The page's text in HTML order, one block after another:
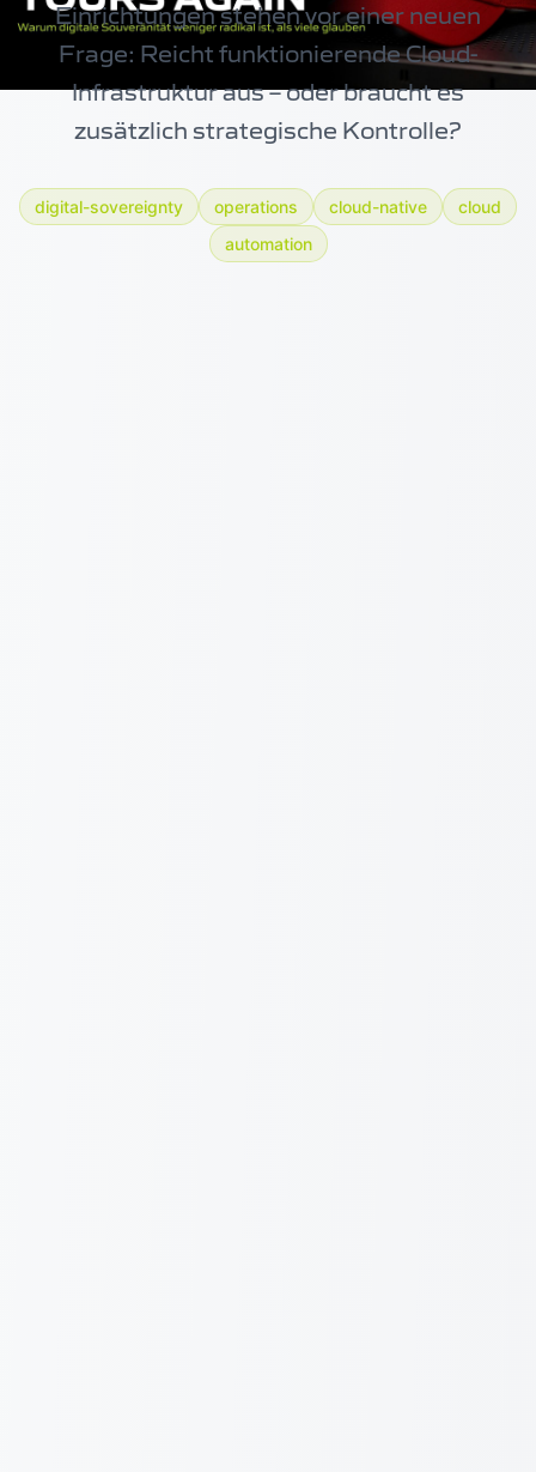
Einrichtungen stehen vor einer neuen
Frage: Reicht funktionierende Cloud-
Infrastruktur aus – oder braucht es
zusätzlich strategische Kontrolle?
digital-sovereignty operations cloud-native
cloud
automation